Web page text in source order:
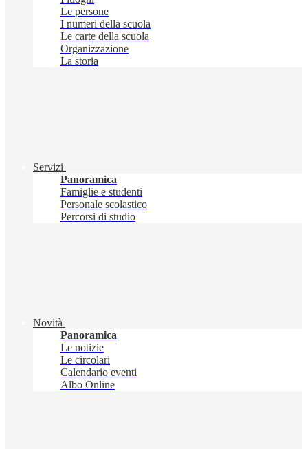
Le persone
I numeri della scuola
Le carte della scuola
Organizzazione
La storia
Servizi
Panoramica
Famiglie e studenti
Personale scolastico
Percorsi di studio
Novità
Panoramica
Le notizie
Le circolari
Calendario eventi
Albo Online